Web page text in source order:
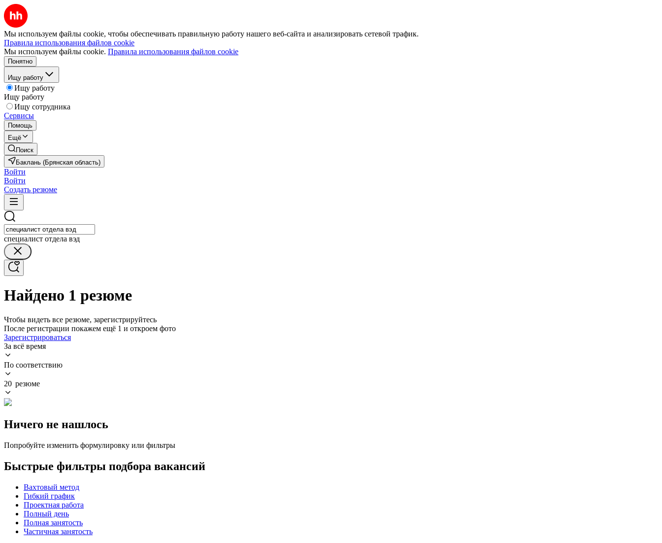
Мы используем файлы cookie, чтобы обеспечивать правильную работу нашего веб-сайта и анализировать сетевой трафик.
Правила использования файлов cookie
Мы используем файлы cookie. Правила использования файлов cookie
Понятно
Ищу работу
Ищу работу
Ищу работу
Ищу сотрудника
Сервисы
Помощь
Ещё
Поиск
Баклань (Брянская область)
Войти
Войти
Создать резюме
специалист отдела вэд
Найдено 1 резюме
Чтобы видеть все резюме, зарегистрируйтесь
После регистрации покажем ещё 1 и откроем фото
Зарегистрироваться
За всё время
По соответствию
20 резюме
Ничего не нашлось
Попробуйте изменить формулировку или фильтры
Быстрые фильтры подбора вакансий
Вахтовый метод
Гибкий график
Проектная работа
Полный день
Полная занятость
Частичная занятость